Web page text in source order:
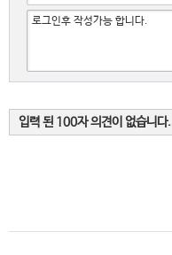
입력 된 100자 의견이 없습니다.